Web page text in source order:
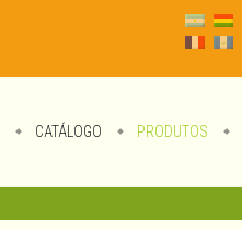
CATÁLOGO PRODUTOS